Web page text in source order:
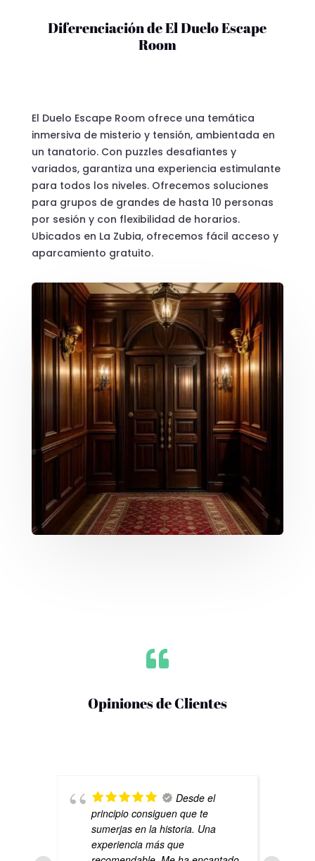
Diferenciación de El Duelo Escape
Room
El Duelo Escape Room ofrece una temática
inmersiva de misterio y tensión, ambientada en
un tanatorio. Con puzzles desafiantes y
variados, garantiza una experiencia estimulante
para todos los niveles. Ofrecemos soluciones
para grupos de grandes de hasta 10 personas
por sesión y con flexibilidad de horarios.
Ubicados en La Zubia, ofrecemos fácil acceso y
aparcamiento gratuito.

Opiniones de Clientes
Desde el
principio consiguen que te
sumerjas en la historia. Una
experiencia más que